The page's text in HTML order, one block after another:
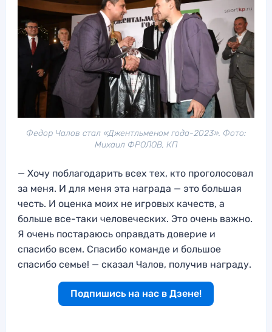
Федор Чалов стал «Джентльменом года-2023». Фото:
Михаил ФРОЛОВ, КП
— Хочу поблагодарить всех тех, кто проголосовал
за меня. И для меня эта награда — это большая
честь. И оценка моих не игровых качеств, а
больше все-таки человеческих. Это очень важно.
Я очень постараюсь оправдать доверие и
спасибо всем. Спасибо команде и большое
спасибо семье! — сказал Чалов, получив награду.
Подпишись на нас в Дзене!